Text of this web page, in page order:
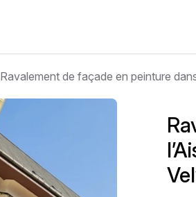
Ravalement de façade en peinture